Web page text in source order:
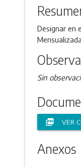
Designar en
Sin
picture_as_pdf VER
Anexos